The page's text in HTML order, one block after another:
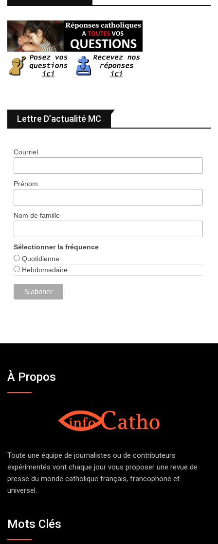
Lettre D’actualité MC
Courriel
Prénom
Nom de famille
Sélectionner la fréquence
Quotidienne
Hebdomadaire
À Propos
Toute une équipe de journalistes ou de contributeurs
expérimentés vont chaque jour vous proposer une revue de
presse du monde catholique français, francophone et
universel.
Mots Clés